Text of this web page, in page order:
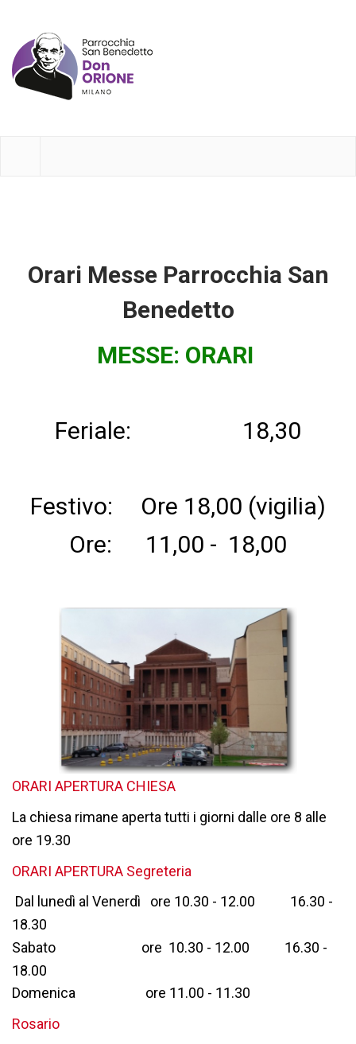
Orari Messe Parrocchia San
Benedetto
MESSE: ORARI
Feriale: 18,30
Festivo: Ore 18,00 (vigilia)
Ore: 11,00 - 18,00
ORARI APERTURA CHIESA
La chiesa rimane aperta tutti i giorni dalle ore 8 alle
ore 19.30
ORARI APERTURA Segreteria
Dal lunedì al Venerdì ore 10.30 - 12.00 16.30 -
18.30
Sabato ore 10.30 - 12.00 16.30 -
18.00
Domenica ore 11.00 - 11.30
Rosario